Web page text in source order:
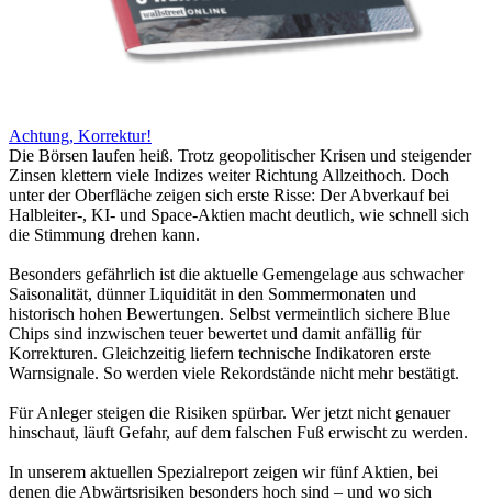
Achtung, Korrektur!
Die Börsen laufen heiß. Trotz geopolitischer Krisen und steigender
Zinsen klettern viele Indizes weiter Richtung Allzeithoch. Doch
unter der Oberfläche zeigen sich erste Risse: Der Abverkauf bei
Halbleiter-, KI- und Space-Aktien macht deutlich, wie schnell sich
die Stimmung drehen kann.
Besonders gefährlich ist die aktuelle Gemengelage aus schwacher
Saisonalität, dünner Liquidität in den Sommermonaten und
historisch hohen Bewertungen. Selbst vermeintlich sichere Blue
Chips sind inzwischen teuer bewertet und damit anfällig für
Korrekturen. Gleichzeitig liefern technische Indikatoren erste
Warnsignale. So werden viele Rekordstände nicht mehr bestätigt.
Für Anleger steigen die Risiken spürbar. Wer jetzt nicht genauer
hinschaut, läuft Gefahr, auf dem falschen Fuß erwischt zu werden.
In unserem aktuellen Spezialreport zeigen wir fünf Aktien, bei
denen die Abwärtsrisiken besonders hoch sind – und wo sich